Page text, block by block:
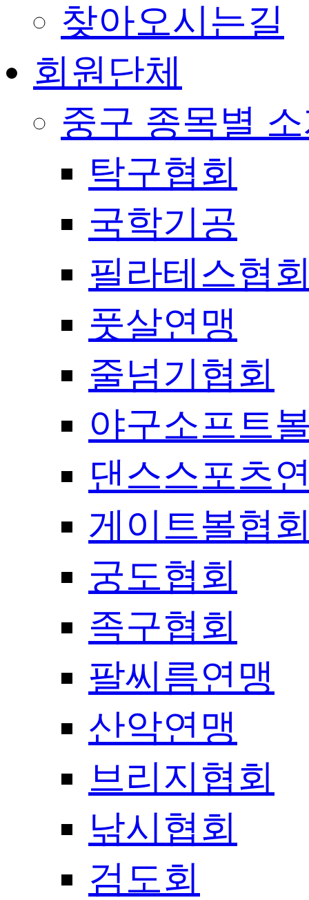
찾아오시는길
회원단체
중구 종목별
탁구협회
국학기공
필라테스협
풋살연맹
줄넘기협회
야구소프트
댄스스포츠
게이트볼협
궁도협회
족구협회
팔씨름연맹
산악연맹
브리지협회
낚시협회
검도회